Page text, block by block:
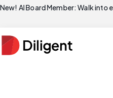
New! AI Board Member: Walk into